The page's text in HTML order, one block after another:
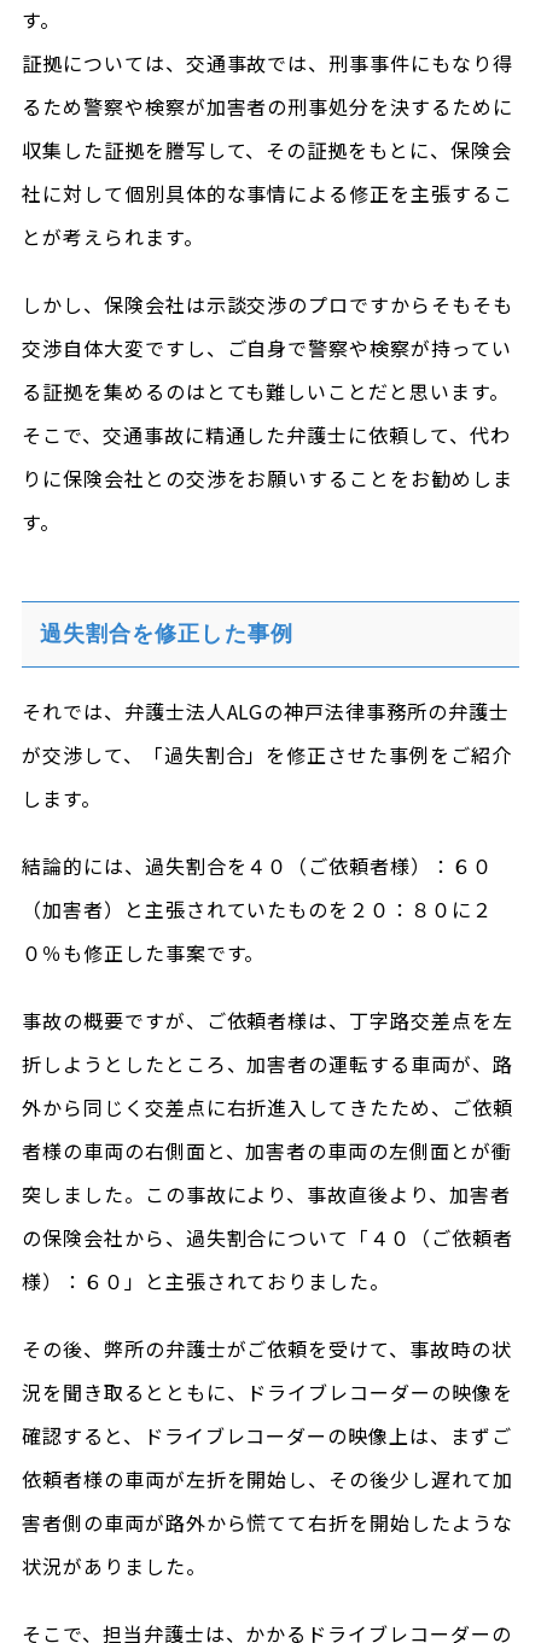
す。
証拠については、交通事故では、刑事事件にもなり得
るため警察や検察が加害者の刑事処分を決するために
収集した証拠を謄写して、その証拠をもとに、保険会
社に対して個別具体的な事情による修正を主張するこ
とが考えられます。
しかし、保険会社は示談交渉のプロですからそもそも
交渉自体大変ですし、ご自身で警察や検察が持ってい
る証拠を集めるのはとても難しいことだと思います。
そこで、交通事故に精通した弁護士に依頼して、代わ
りに保険会社との交渉をお願いすることをお勧めしま
す。
過失割合を修正した事例
それでは、弁護士法人ALGの神戸法律事務所の弁護士
が交渉して、「過失割合」を修正させた事例をご紹介
します。
結論的には、過失割合を４０（ご依頼者様）：６０
（加害者）と主張されていたものを２０：８０に２
０％も修正した事案です。
事故の概要ですが、ご依頼者様は、丁字路交差点を左
折しようとしたところ、加害者の運転する車両が、路
外から同じく交差点に右折進入してきたため、ご依頼
者様の車両の右側面と、加害者の車両の左側面とが衝
突しました。この事故により、事故直後より、加害者
の保険会社から、過失割合について「４０（ご依頼者
様）：６０」と主張されておりました。
その後、弊所の弁護士がご依頼を受けて、事故時の状
況を聞き取るとともに、ドライブレコーダーの映像を
確認すると、ドライブレコーダーの映像上は、まずご
依頼者様の車両が左折を開始し、その後少し遅れて加
害者側の車両が路外から慌てて右折を開始したような
状況がありました。
そこで、担当弁護士は、かかるドライブレコーダーの